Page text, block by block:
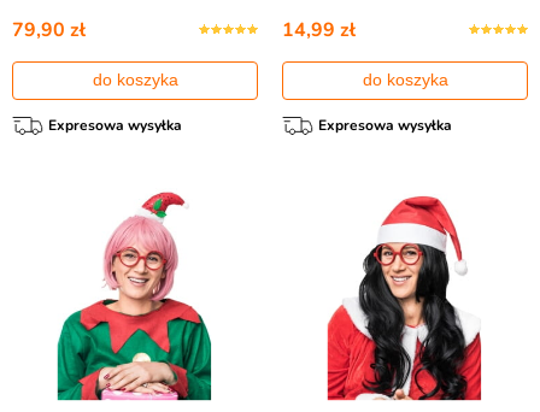
79,90 zł
do koszyka
Expresowa wysyłka
14,99 zł
do koszyka
Expresowa wysyłka